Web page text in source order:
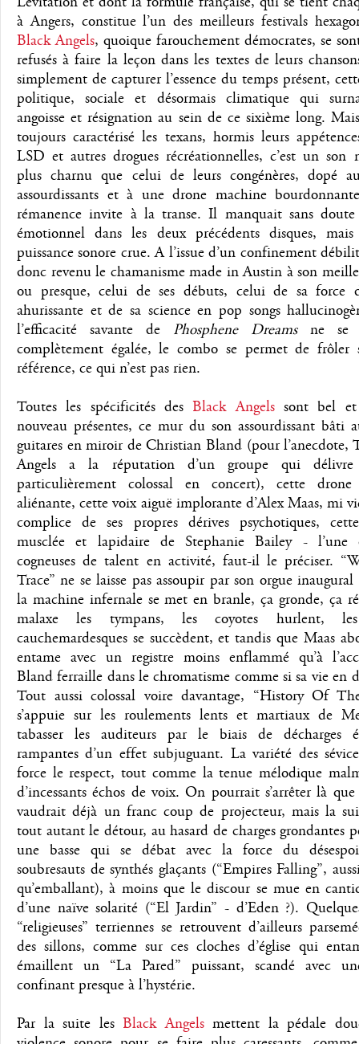
à Angers, constitue l’un des meilleurs festivals
Black Angels, quoique farouchement démocrates, se
refusés à faire la leçon dans les textes de leurs
simplement de capturer l’essence du temps présent,
politique, sociale et désormais climatique qui
angoisse et résignation au sein de ce sixième long.
toujours caractérisé les texans, hormis leurs
LSD et autres drogues récréationnelles, c’est un son
plus charnu que celui de leurs congénères, dopé
assourdissants et à une drone machine
rémanence invite à la transe. Il manquait sans
émotionnel dans les deux précédents disques,
puissance sonore crue. A l’issue d’un confinement
donc revenu le chamanisme made in Austin à son
ou presque, celui de ses débuts, celui de sa force
ahurissante et de sa science en pop songs
l’efficacité savante de Phosphene Dreamsne se
complètement égalée, le combo se permet de frôler
référence, ce qui n’est pas rien.
Toutes les spécificités desBlack Angelssont bel et
nouveau présentes, ce mur du son assourdissant bâti
guitares en miroir de Christian Bland (pour l’anecdote,
Angels a la réputation d’un groupe qui
particulièrement colossal en concert), cette drone
aliénante, cette voix aiguë implorante d’Alex Maas, mi
complice de ses propres dérives psychotiques,
musclée et lapidaire de Stephanie Bailey - l’une
cogneuses de talent en activité, faut-il le préciser.
Trace” ne se laisse pas assoupir par son orgue
la machine infernale se met en branle, ça gronde, ça
malaxe les tympans, les coyotes hurlent,
cauchemardesques se succèdent, et tandis que Maas
entame avec un registre moins enflammé qu’à
Bland ferraille dans le chromatisme comme si sa vie en
Tout aussi colossal voire davantage, “History Of
s’appuie sur les roulements lents et martiaux de
tabasser les auditeurs par le biais de décharges
rampantes d’un effet subjuguant. La variété des
force le respect, tout comme la tenue mélodique
d’incessants échos de voix. On pourrait s’arrêter là
vaudrait déjà un franc coup de projecteur, mais la
tout autant le détour, au hasard de charges grondantes
une basse qui se débat avec la force du
soubresauts de synthés glaçants (“Empires Falling”,
qu’emballant), à moins que le discour se mue en
d’une naïve solarité (“El Jardin” - d’Eden ?).
“religieuses” terriennes se retrouvent d’ailleurs
des sillons, comme sur ces cloches d’église qui
émaillent un “La Pared” puissant, scandé avec
confinant presque à l’hystérie.
Par la suite lesBlack Angelsmettent la pédale